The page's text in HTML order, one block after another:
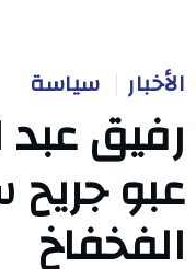
الأخبار سياسة
رفيق
عبو
الفخفاخ